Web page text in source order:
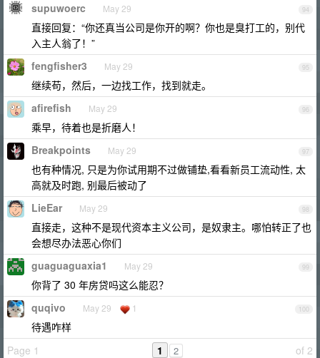
94
supuwoerc May 29
直接回复：“你还真当公司是你开的啊？你也是臭打工的，别代
入主人翁了！”
95
fengfisher3 May 29
继续苟，然后，一边找工作，找到就走。
96
afirefish May 29
乘早，待着也是折磨人！
97
Breakpoints May 29
也有种情况, 只是为你试用期不过做铺垫,看看新员工流动性, 太
高就及时跑, 别最后被动了
98
LieEar May 29
直接走，这种不是现代资本主义公司，是奴隶主。哪怕转正了也
会想尽办法恶心你们
99
guaguaguaxia1 May 29
你背了 30 年房贷吗这么能忍？
100
quqivo May 29 1
待遇咋样
Page 1
of 2
1 2